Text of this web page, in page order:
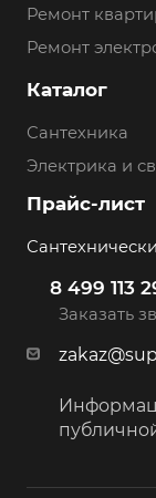
Ремонт
Ремонт
Каталог
Сантехника
Электрика и
Прайс-лист
8 499 113
Заказать